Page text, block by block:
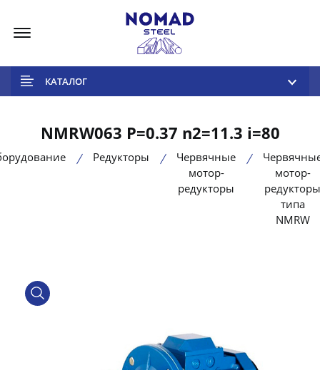
КАТАЛОГ
NMRW063 P=0.37 n2=11.3 i=80
Редукторы
Червячные
мотор-
редукторы
мотор-
редукторы
типа
NMRW
product view